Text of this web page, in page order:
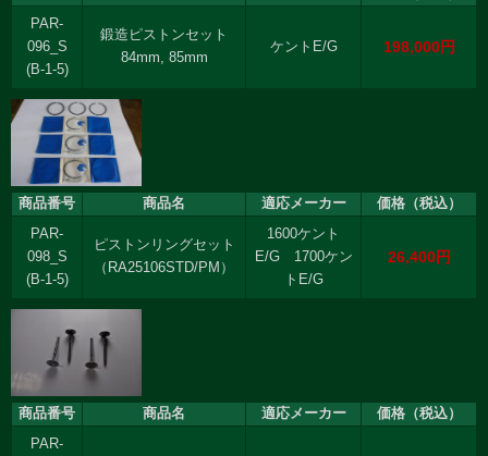
PAR-
096_S
(B-1-5)
鍛造ピストンセット
84mm, 85mm
ケントE/G 198,000円
商品番号 商品名 適応メーカー
価格（税込）
PAR-
098_S
(B-1-5)
ピストンリングセット
（RA25106STD/PM）
1600ケント
E/G 1700ケン
トE/G
26,400円
商品番号 商品名 適応メーカー
価格（税込）
PAR-